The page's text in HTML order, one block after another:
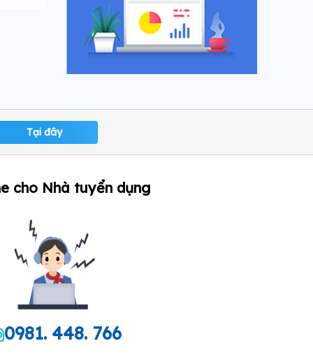
Tại đây
cho Nhà tuyển dụng
0981. 448. 766